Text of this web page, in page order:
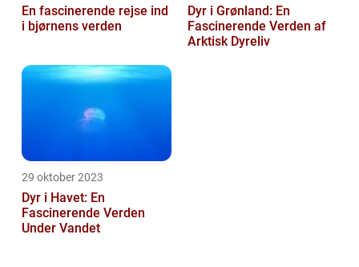
En fascinerende rejse ind
i bjørnens verden
Dyr i Grønland: En
Fascinerende Verden af
Arktisk Dyreliv
29 oktober 2023
Dyr i Havet: En
Fascinerende Verden
Under Vandet